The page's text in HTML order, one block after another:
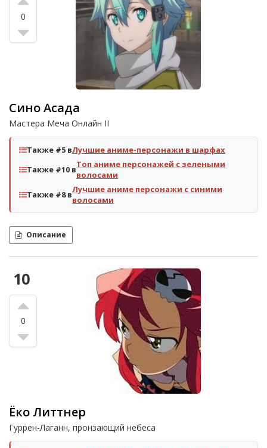
0
Сино Асада
Мастера Меча Онлайн II
Также #5 вЛучшие аниме-персонажи в шарфах
Также #10 вТоп аниме персонажей с зелеными
волосами
Также #8 вЛучшие аниме персонажи с синими
волосами
Описание
10
0
Ёко Литтнер
Гуррен-Лаганн, пронзающий небеса